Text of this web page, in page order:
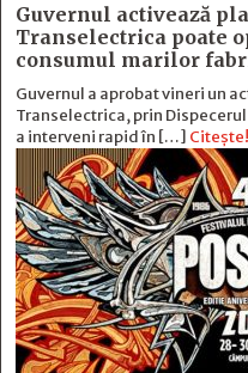
Guvernul activează
Transelectrica poate
consumul marilor
Guvernul a aprobat vineri un
Transelectrica, prin
a interveni rapid în […] Citește!